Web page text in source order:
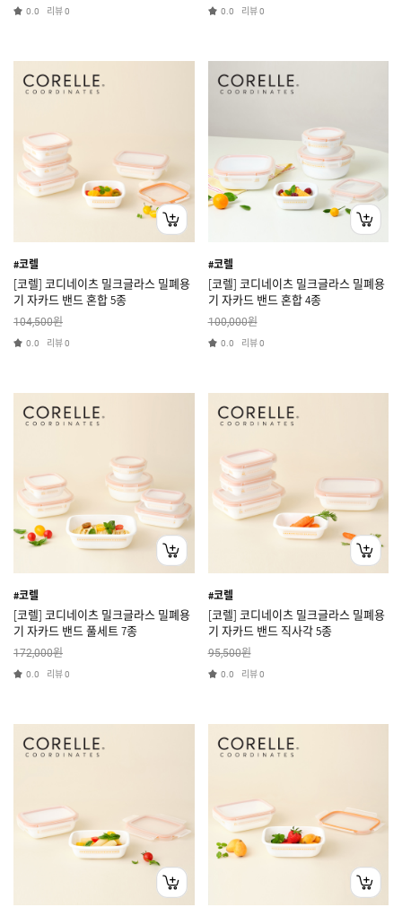
0.0 리뷰0 0.0 리뷰0
#코렐
[코렐] 코디네이츠 밀크글라스 밀폐용
기 자카드 밴드 혼합 5종
104,500원
0.0 리뷰0
#코렐
[코렐] 코디네이츠 밀크글라스 밀폐용
기 자카드 밴드 혼합 4종
100,000원
0.0 리뷰0
#코렐
[코렐] 코디네이츠 밀크글라스 밀폐용
기 자카드 밴드 풀세트 7종
172,000원
0.0 리뷰0
#코렐
[코렐] 코디네이츠 밀크글라스 밀폐용
기 자카드 밴드 직사각 5종
95,500원
0.0 리뷰0